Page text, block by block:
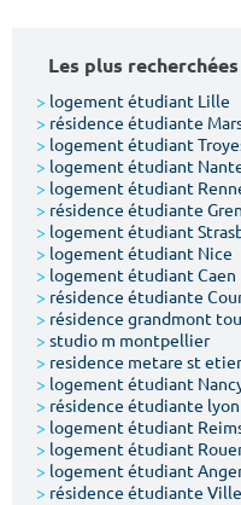
Les plus recherchées
> logement étudiant Lille
> résidence étudiante
> logement étudiant
> logement étudiant
> logement étudiant
> résidence étudiante
> logement étudiant
> logement étudiant Nice
> logement étudiant Caen
> résidence étudiante
> résidence grandmont
> studio m montpellier
> residence metare st
> logement étudiant
> résidence étudiante
> logement étudiant
> logement étudiant
> logement étudiant
> résidence étudiante